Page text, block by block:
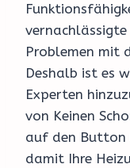
Problemen mit
Deshalb ist es
Experten
von Keinen
auf den Button
damit Ihre